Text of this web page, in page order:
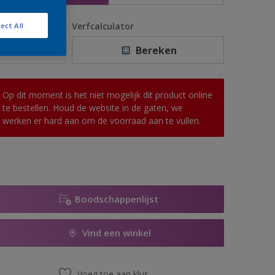
Verfcalculator
Bereken
Op dit moment is het niet mogelijk dit product online
te bestellen. Houd de website in de gaten, we
werken er hard aan om de voorraad aan te vullen.
Boodschappenlijst
Vind een winkel
All